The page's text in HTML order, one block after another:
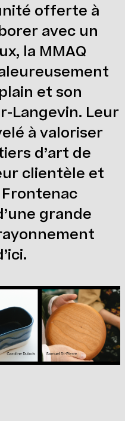
offerte à
avec un
la MMAQ
et son
Langevin. Leur
à valoriser
d’art de
clientèle et
grande